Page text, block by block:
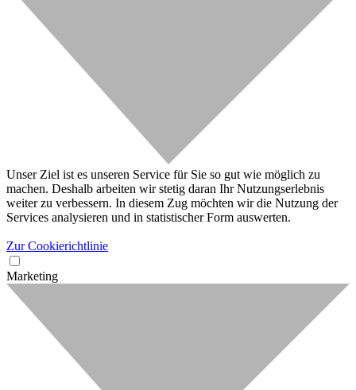
Unser Ziel ist es unseren Service für Sie so gut wie möglich zu
machen. Deshalb arbeiten wir stetig daran Ihr Nutzungserlebnis
weiter zu verbessern. In diesem Zug möchten wir die Nutzung der
Services analysieren und in statistischer Form auswerten.
Zur Cookierichtlinie
Marketing